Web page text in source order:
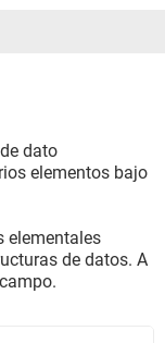
dato
elementos bajo
elementales
de datos. A